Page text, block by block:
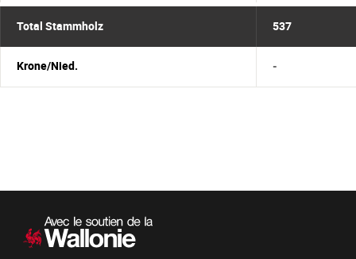
Total Stammholz 537
Krone/Nied. -
Sekundärnavigation